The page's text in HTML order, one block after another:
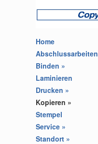
Home
Abschlussarbeiten
Binden »
Laminieren
Drucken »
Kopieren »
Stempel
Service »
Standort »